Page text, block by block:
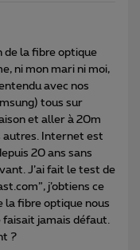
de la fibre optique
ni mon mari ni moi,
avec nos
tous sur
et aller à 20m
autres. Internet est
20 ans sans
J’ai fait le test de
j’obtiens ce
la fibre optique nous
jamais défaut.
?